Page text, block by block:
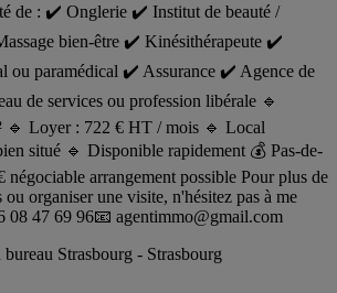
de : ✔️ Onglerie ✔️ Institut de beauté /
bien-être ✔️ Kinésithérapeute ✔️
ou paramédical ✔️ Assurance ✔️ Agence de
de services ou profession libérale 🔹
🔹 Loyer : 722 € HT / mois 🔹 Local
situé 🔹 Disponible rapidement 💰 Pas-de-
négociable arrangement possible Pour plus de
ou organiser une visite, n'hésitez pas à me
08 47 69 96📧 agentimmo@gmail.com
Strasbourg - Strasbourg